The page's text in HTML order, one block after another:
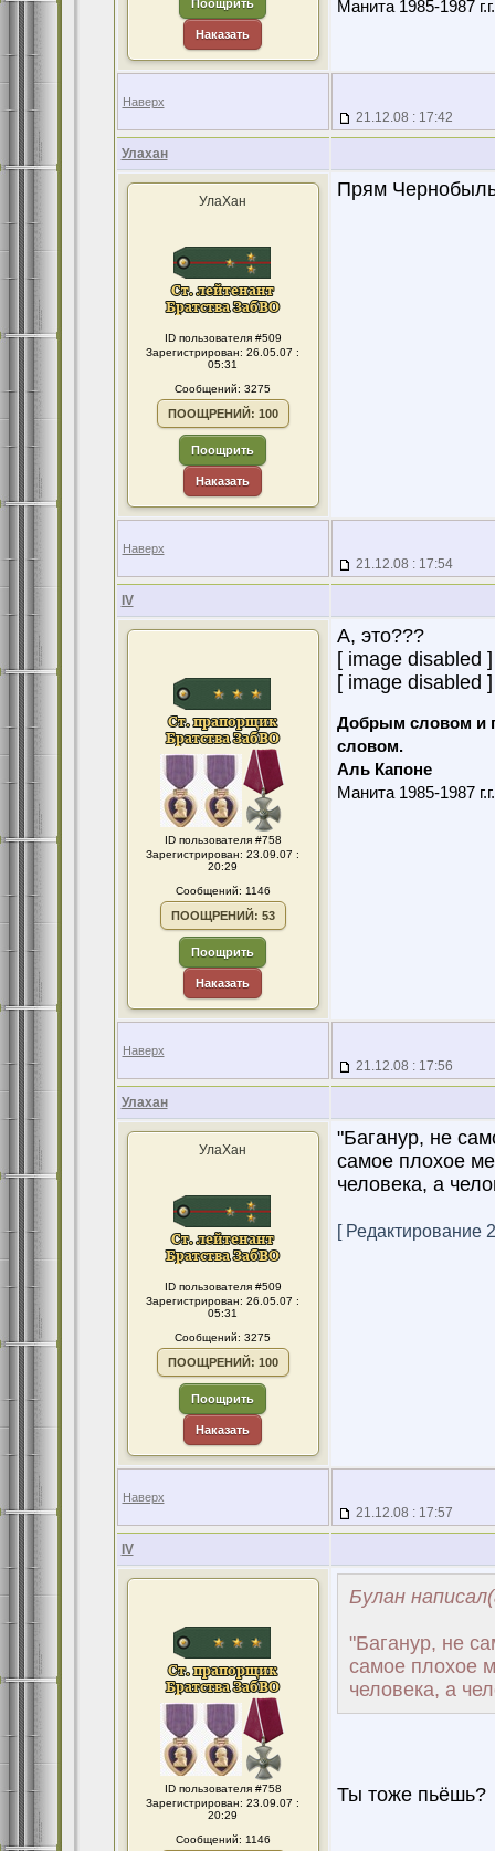
Поощрить
Наказать
Манита 1985-1987
Наверх
21.12.08 : 17:42
Улахан
УлаХан
ID пользователя #509
Зарегистрирован: 26.05.07 :
05:31
Сообщений: 3275
ПООЩРЕНИЙ: 100
Поощрить
Наказать
Прям
Наверх
21.12.08 : 17:54
IV
ID пользователя #758
Зарегистрирован: 23.09.07 :
20:29
Сообщений: 1146
ПООЩРЕНИЙ: 53
Поощрить
Наказать
А, это???
[ image disabled ]
[ image disabled ]
Добрым словом и
словом.
Аль Капоне
Манита 1985-1987
Наверх
21.12.08 : 17:56
Улахан
УлаХан
ID пользователя #509
Зарегистрирован: 26.05.07 :
05:31
Сообщений: 3275
ПООЩРЕНИЙ: 100
Поощрить
Наказать
"Баганур, не
самое плохое
человека, а
[ Редактирование
Наверх
21.12.08 : 17:57
IV
ID пользователя #758
Зарегистрирован: 23.09.07 :
20:29
Сообщений: 1146
Булан
"Баганур, не
самое плохое
человека, а
Ты тоже пьёшь?